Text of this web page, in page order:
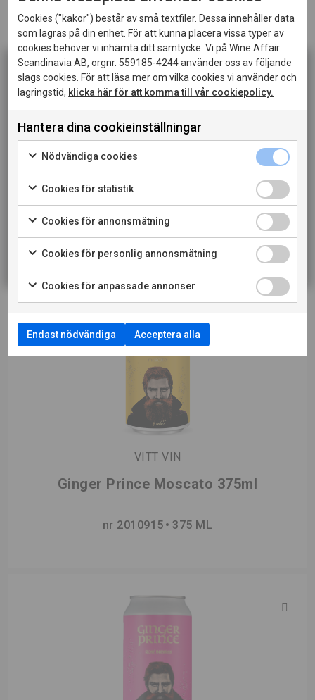
Servera till mingel, en fräsch sallad,
vegetarisk mat eller lättare rätter av fisk och skaldjur.
LADDA NER PRODUKTBLAD
LÄS MER OM PRODUCENTEN
TILL VINET PÅ SYSTEMBOLAGET
VITT VIN
Ginger Prince Moscato 375ml
nr 2010915 375 ML
Cookies ("kakor") består av små textfiler. Dessa innehåller data
som lagras på din enhet. För att kunna placera vissa typer av
cookies behöver vi inhämta ditt samtycke. Vi på Wine Affair
Scandinavia AB, orgnr. 559185-4244 använder oss av följande
slags cookies. För att läsa mer om vilka cookies vi använder och
lagringstid, klicka här för att komma till vår cookiepolicy.
Hantera dina cookieinställningar
Nödvändiga cookies
Cookies för statistik
Cookies för annonsmätning
Cookies för personlig annonsmätning
Cookies för anpassade annonser
Endast nödvändiga Acceptera alla
Denna sida innehåller information om alkoholhaltiga
När jag bekräftar att jag är 20 år eller äldre godkänner
jag också att webbplatsen använder cookies.